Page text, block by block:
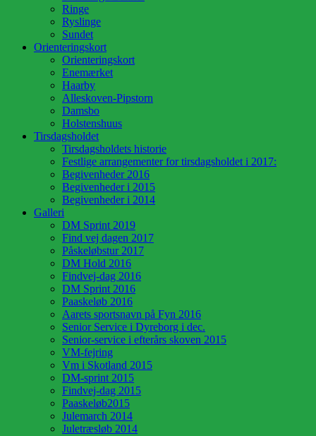
Ringe
Ryslinge
Sundet
Orienteringskort
Orienteringskort
Enemærket
Haarby
Alleskoven-Pipstorn
Damsbo
Holstenshuus
Tirsdagsholdet
Tirsdagsholdets historie
Festlige arrangementer for tirsdagsholdet i 2017:
Begivenheder 2016
Begivenheder i 2015
Begivenheder i 2014
Galleri
DM Sprint 2019
Find vej dagen 2017
Påskeløbstur 2017
DM Hold 2016
Findvej-dag 2016
DM Sprint 2016
Paaskeløb 2016
Aarets sportsnavn på Fyn 2016
Senior Service i Dyreborg i dec.
Senior-service i efterårs skoven 2015
VM-fejring
Vm i Skotland 2015
DM-sprint 2015
Findvej-dag 2015
Paaskeløb2015
Julemarch 2014
Juletræsløb 2014